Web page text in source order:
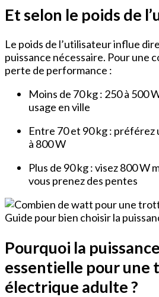
Et selon le poids de
Le poids de l’utilisateur influe
puissance nécessaire. Pour une
perte de performance :
Moins de 70 kg : 250 à 500
usage en ville
Entre 70 et 90 kg : préférez
à 800 W
Plus de 90 kg : visez 800 W
vous prenez des pentes
Pourquoi la
essentielle pour
électrique adulte ?